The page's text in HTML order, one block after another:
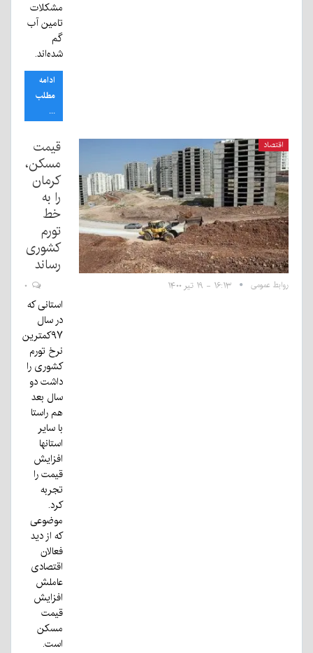
مشکلات
تامین آب
گم
شده‌اند.
ادامه
مطلب
...
اقتصاد
قیمت
مسکن،
کرمان
را به
خط
تورم
کشوری
رساند
روابط عمومی ۱۶:۱۳ - ۱۹ تیر ۱۴۰۰
استانی که
در سال
۹۷کمترین
نرخ تورم
کشوری را
داشت دو
سال بعد
هم راستا
با سایر
استانها
افزایش
قیمت را
تجربه
کرد.
موضوعی
که از دید
فعالان
اقتصادی
عاملش
افزایش
قیمت
مسکن
است.